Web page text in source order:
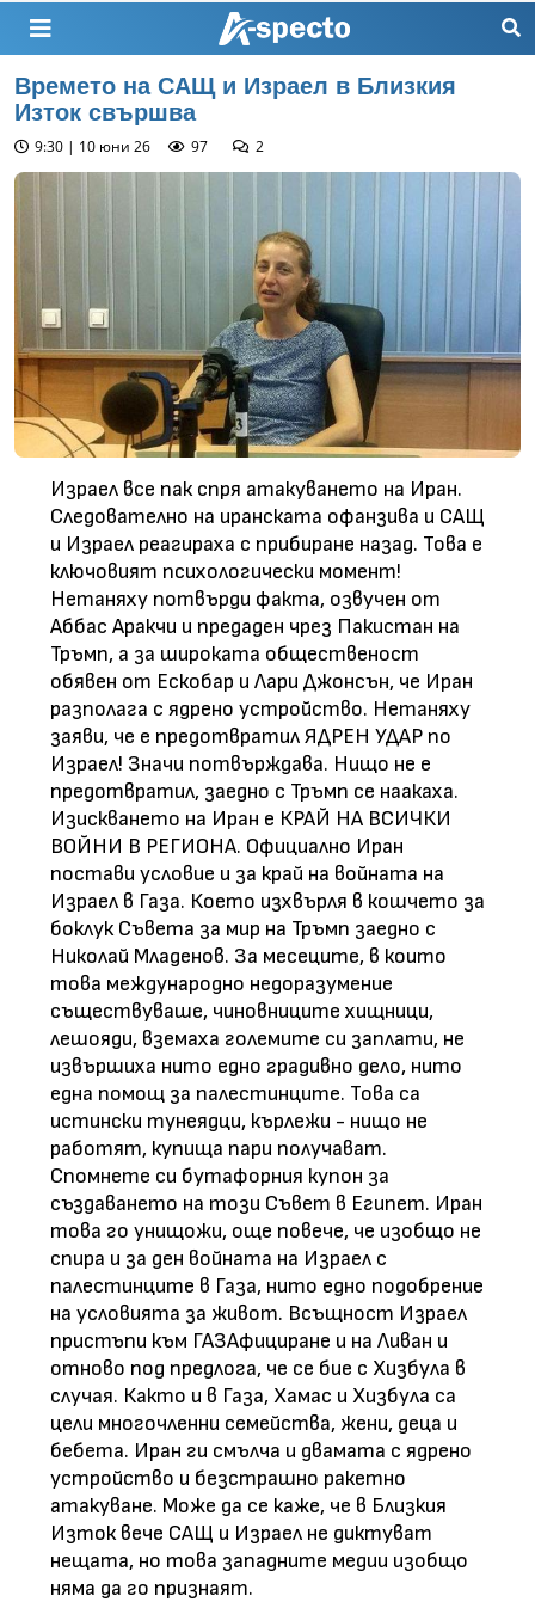
Времето на САЩ и Израел в Близкия
Изток свършва
9:30 | 10 юни 26 97 2
Израел все пак спря атакуването на Иран.
Следователно на иранската офанзива и САЩ
и Израел реагираха с прибиране назад. Това е
ключовият психологически момент!
Нетаняху потвърди факта, озвучен от
Аббас Аракчи и предаден чрез Пакистан на
Тръмп, а за широката общественост
обявен от Ескобар и Лари Джонсън, че Иран
разполага с ядрено устройство. Нетаняху
заяви, че е предотвратил ЯДРЕН УДАР по
Израел! Значи потвърждава. Нищо не е
предотвратил, заедно с Тръмп се наакаха.
Изискването на Иран е КРАЙ НА ВСИЧКИ
ВОЙНИ В РЕГИОНА. Официално Иран
постави условие и за край на войната на
Израел в Газа. Което изхвърля в кошчето за
боклук Съвета за мир на Тръмп заедно с
Николай Младенов. За месеците, в които
това международно недоразумение
съществуваше, чиновниците хищници,
лешояди, вземаха големите си заплати, не
извършиха нито едно градивно дело, нито
една помощ за палестинците. Това са
истински тунеядци, кърлежи - нищо не
работят, купища пари получават.
Спомнете си бутафорния купон за
създаването на този Съвет в Египет. Иран
това го унищожи, още повече, че изобщо не
спира и за ден войната на Израел с
палестинците в Газа, нито едно подобрение
на условията за живот. Всъщност Израел
пристъпи към ГАЗАфициране и на Ливан и
отново под предлога, че се бие с Хизбула в
случая. Както и в Газа, Хамас и Хизбула са
цели многочленни семейства, жени, деца и
бебета. Иран ги смълча и двамата с ядрено
устройство и безстрашно ракетно
атакуване. Може да се каже, че в Близкия
Изток вече САЩ и Израел не диктуват
нещата, но това западните медии изобщо
няма да го признаят.